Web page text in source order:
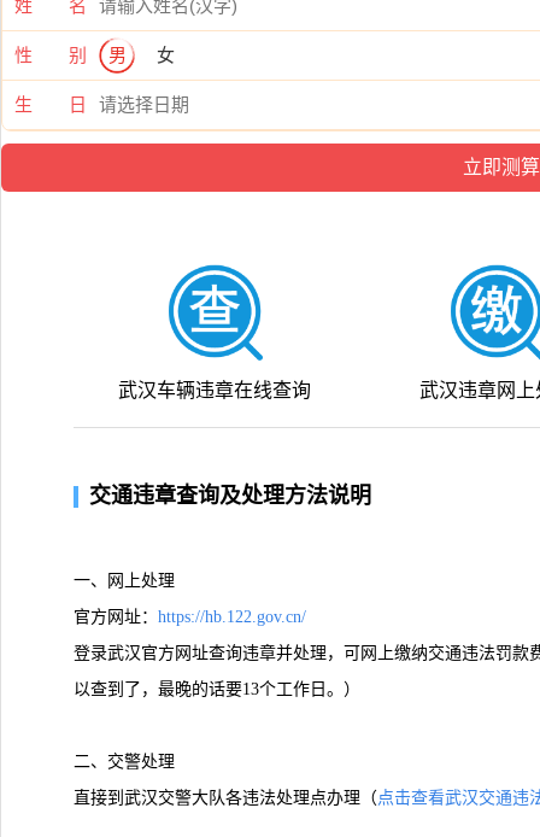
姓 名
性 别 男 女
生 日
武汉车辆违章在线查询 武汉违章网上
交通违章查询及处理方法说明
一、网上处理
官方网址： https://hb.122.gov.cn/
登录武汉官方网址查询违章并处理，可网上缴纳交通违法罚
以查到了，最晚的话要13个工作日。）
二、交警处理
直接到武汉交警大队各违法处理点办理（点击查看武汉交通违